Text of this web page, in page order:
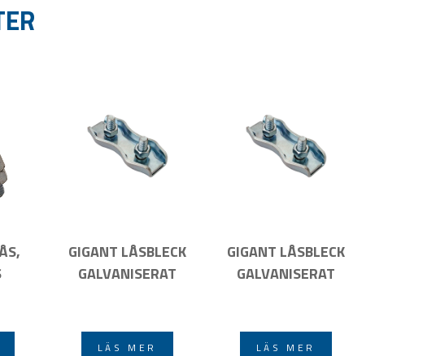
GIGANT LÅSBLECK
GALVANISERAT
LÄS MER
GIGANT LÅSBLECK
GALVANISERAT
LÄS MER